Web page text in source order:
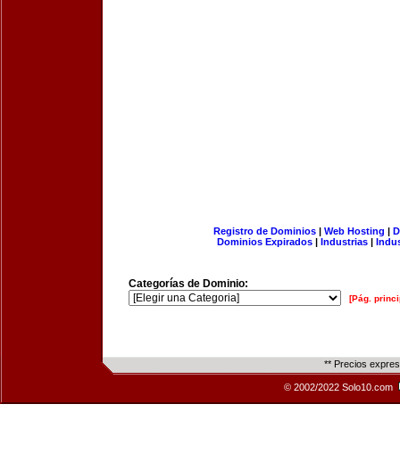
Registro de Dominios| Web Hosting |
Dominios Expirados | Industrias |
Categorías de Dominio:
[Pág.
** Precios
© 2002/2022 Solo10.com